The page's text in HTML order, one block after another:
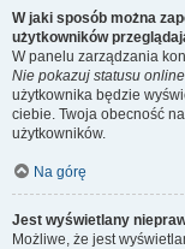
W jaki sposób można
użytkowników
W panelu zarządzania
Nie pokazuj statusu online
użytkownika będzie
ciebie. Twoja obecność
użytkowników.
Na górę
Jest wyświetlany
Możliwe, że jest